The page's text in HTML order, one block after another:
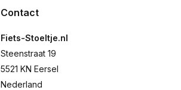
Contact
Fiets-Stoeltje.nl
Steenstraat 19
5521 KN Eersel
Nederland